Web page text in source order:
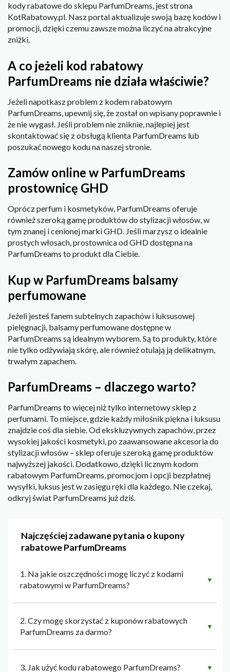
kody rabatowe do sklepu ParfumDreams, jest strona
KotRabatowy.pl. Nasz portal aktualizuje swoją bazę kodów i
promocji, dzięki czemu zawsze można liczyć na atrakcyjne
zniżki.
A co jeżeli kod rabatowy
ParfumDreams nie działa właściwie?
Jeżeli napotkasz problem z kodem rabatowym
ParfumDreams, upewnij się, że został on wpisany poprawnie i
że nie wygasł. Jeśli problem nie zniknie, najlepiej jest
skontaktować się z obsługą klienta ParfumDreams lub
poszukać nowego kodu na naszej stronie.
Zamów online w ParfumDreams
prostownicę GHD
Oprócz perfum i kosmetyków, ParfumDreams oferuje
również szeroką gamę produktów do stylizacji włosów, w
tym znanej i cenionej marki GHD. Jeśli marzysz o idealnie
prostych włosach, prostownica od GHD dostępna na
ParfumDreams to produkt dla Ciebie.
Kup w ParfumDreams balsamy
perfumowane
Jeżeli jesteś fanem subtelnych zapachów i luksusowej
pielęgnacji, balsamy perfumowane dostępne w
ParfumDreams są idealnym wyborem. Są to produkty, które
nie tylko odżywiają skórę, ale również otulają ją delikatnym,
trwałym zapachem.
ParfumDreams – dlaczego warto?
ParfumDreams to więcej niż tylko internetowy sklep z
perfumami. To miejsce, gdzie każdy miłośnik piękna i luksusu
znajdzie coś dla siebie. Od ekskluzywnych zapachów, przez
wysokiej jakości kosmetyki, po zaawansowane akcesoria do
stylizacji włosów – sklep oferuje szeroką gamę produktów
najwyższej jakości. Dodatkowo, dzięki licznym kodom
rabatowym ParfumDreams, promocjom i opcji bezpłatnej
wysyłki, luksus jest w zasięgu ręki dla każdego. Nie czekaj,
odkryj świat ParfumDreams już dziś.
Najczęściej zadawane pytania o kupony
rabatowe ParfumDreams
1. Na jakie oszczędności mogę liczyć z kodami
rabatowymi w ParfumDreams?
▼
2. Czy mogę skorzystać z kuponów rabatowych
ParfumDreams za darmo?
▼
3. Jak użyć kodu rabatowego ParfumDreams? ▼